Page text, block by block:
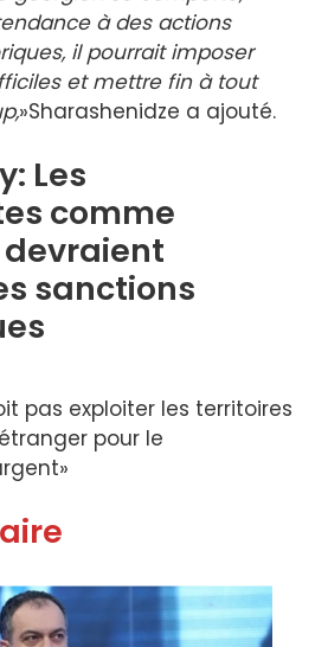
à des actions
il pourrait imposer
et mettre fin à tout
»Sharashenidze a ajouté.
Les
comme
sanctions
pas exploiter les territoires
pour le